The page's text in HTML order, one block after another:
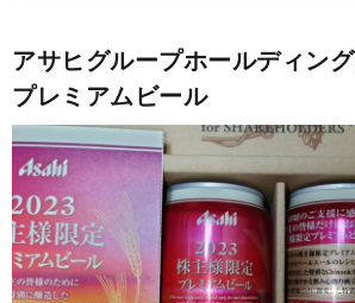
アサヒグループホールディン
プレミアムビール